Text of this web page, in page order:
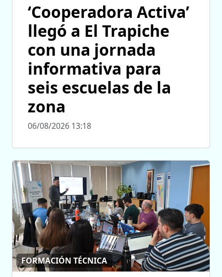
‘Cooperadora Activa’
llegó a El Trapiche
con una jornada
informativa para
seis escuelas de la
zona
06/08/2026 13:18
FORMACIÓN TÉCNICA